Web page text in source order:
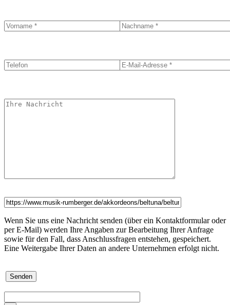
Wenn Sie uns eine Nachricht senden (über ein Kontaktformular oder
per E-Mail) werden Ihre Angaben zur Bearbeitung Ihrer Anfrage
sowie für den Fall, dass Anschlussfragen entstehen, gespeichert.
Eine Weitergabe Ihrer Daten an andere Unternehmen erfolgt nicht.